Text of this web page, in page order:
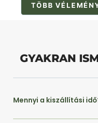
TÖBB
GYAKRAN
Mennyi a kiszállítási